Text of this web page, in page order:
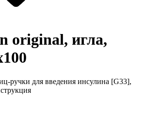
original, игла,
ручки для введения инсулина [G33],